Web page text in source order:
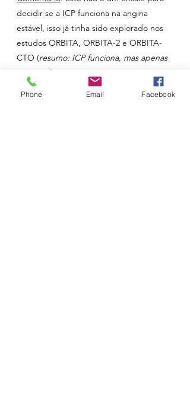
decidir se a ICP funciona na angina
estável, isso já tinha sido explorado nos
estudos ORBITA, ORBITA-2 e ORBITA-
CTO (resumo: ICP funciona, mas apenas
para melhorar angina e não para
melhorar outros desfechos
). A pergunta
Phone Email Facebook